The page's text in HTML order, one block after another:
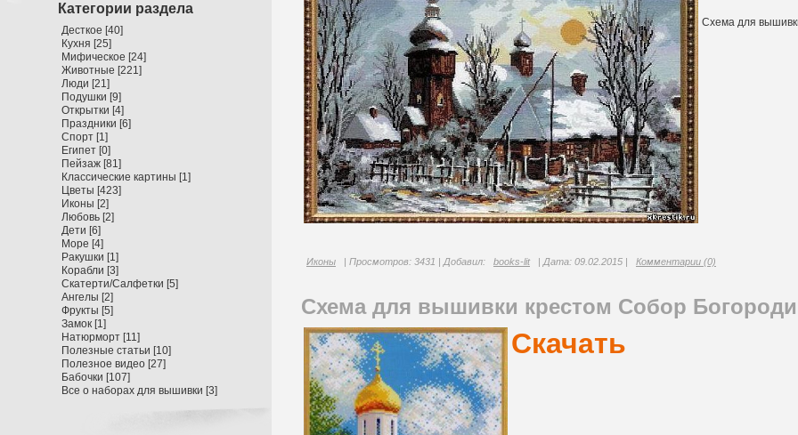
Категории раздела
Десткое [40]
Кухня [25]
Мифическое [24]
Животные [221]
Люди [21]
Подушки [9]
Открытки [4]
Праздники [6]
Спорт [1]
Египет [0]
Пейзаж [81]
Классические картины [1]
Цветы [423]
Иконы [2]
Любовь [2]
Дети [6]
Море [4]
Ракушки [1]
Корабли [3]
Скатерти/Салфетки [5]
Ангелы [2]
Фрукты [5]
Замок [1]
Натюрморт [11]
Полезные статьи [10]
Полезное видео [27]
Бабочки [107]
Все о наборах для вышивки [3]
Схема для
Иконы | Просмотров: 3431 | Добавил: books-lit | Дата: 09.02.2015 | Комментарии (0)
Схема для вышивки крестом Собор
Скачать